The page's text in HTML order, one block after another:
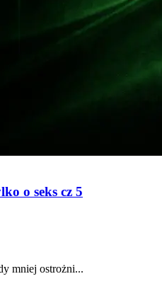
o seks cz 5
mniej ostrożni...